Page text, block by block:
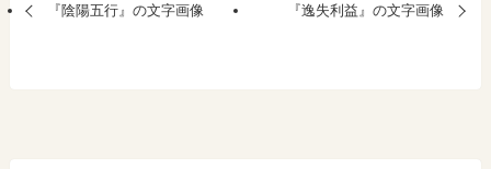
『陰陽五行』の文字画像 『逸失利益』の文字画像